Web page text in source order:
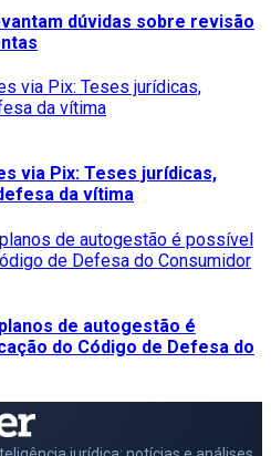
dúvidas sobre revisão
via Pix: Teses jurídicas,
da vítima
de autogestão é
do Código de Defesa do